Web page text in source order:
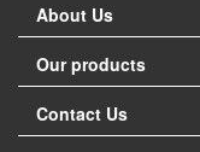
About Us
Our products
Contact Us